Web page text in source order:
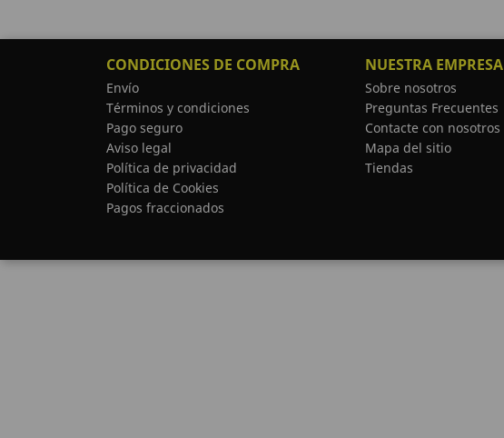
CONDICIONES DE COMPRA
Envío
Términos y condiciones
Pago seguro
Aviso legal
Política de privacidad
Política de Cookies
Pagos fraccionados
NUESTRA EMPRESA
Sobre nosotros
Preguntas Frecuentes
Contacte con nosotros
Mapa del sitio
Tiendas